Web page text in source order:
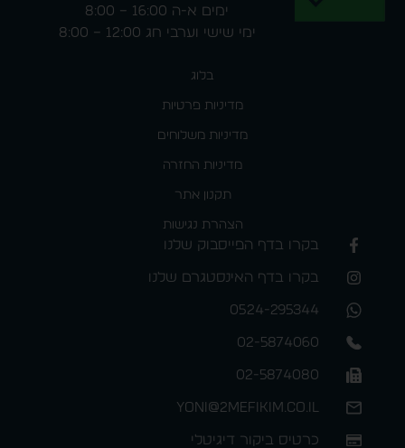
ימים א-ה 16:00 – 8:00
ימי שישי וערבי חג 12:00 – 8:00
בלוג
מדיניות פרטיות
מדיניות משלוחים
מדיניות החזרה
תקנון אתר
הצהרת נגישות
בקרו בדף הפייסבוק שלנו
בקרו בדף האינסטגרם שלנו
0524-295344
02-5874060
02-5874080
yoni@2mefikim.co.il
כרטיס ביקור דיגיטלי